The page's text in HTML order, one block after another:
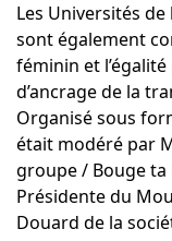
Les Universités de
sont également
féminin et
d’ancrage de la
Organisé sous
était modéré par
groupe / Bouge ta
Présidente du
Douard de la